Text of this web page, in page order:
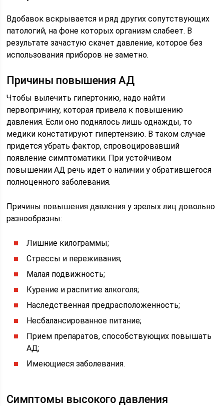
Вдобавок вскрывается и ряд других сопутствующих
патологий, на фоне которых организм слабеет. В
результате зачастую скачет давление, которое без
использования приборов не заметно.
Причины повышения АД
Чтобы вылечить гипертонию, надо найти
первопричину, которая привела к повышению
давления. Если оно поднялось лишь однажды, то
медики констатируют гипертензию. В таком случае
придется убрать фактор, спровоцировавший
появление симптоматики. При устойчивом
повышении АД речь идет о наличии у обратившегося
полноценного заболевания.
Причины повышения давления у зрелых лиц довольно
разнообразны:
Лишние килограммы;
Стрессы и переживания;
Малая подвижность;
Курение и распитие алкоголя;
Наследственная предрасположенность;
Несбалансированное питание;
Прием препаратов, способствующих повышать
АД;
Имеющиеся заболевания.
Симптомы высокого давления